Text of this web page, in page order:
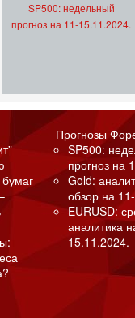
SP500: недельный
прогноз на 11-15.11.2024.
Прогнозы
SP500:
прогноз на
Gold:
обзор на
EURUSD:
аналитика
15.11.2024.